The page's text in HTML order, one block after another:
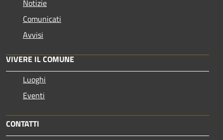
Notizie
Comunicati
Avvisi
VIVERE IL COMUNE
Luoghi
Eventi
CONTATTI